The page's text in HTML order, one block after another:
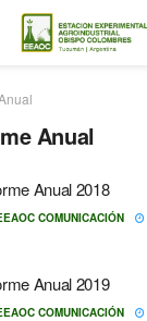
Anual
Anual 2018
COMUNICACIÓN
Anual 2019
COMUNICACIÓN